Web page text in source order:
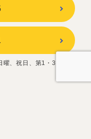
、祝日、第1・3土曜